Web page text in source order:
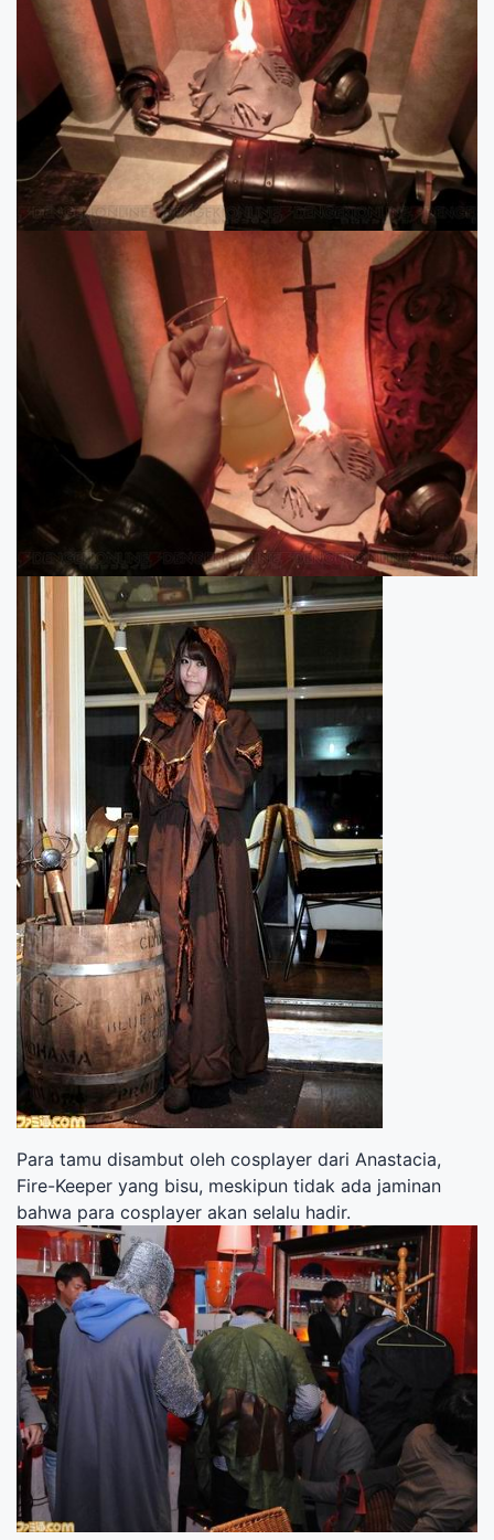
Para tamu disambut oleh cosplayer dari Anastacia,
Fire-Keeper yang bisu, meskipun tidak ada jaminan
bahwa para cosplayer akan selalu hadir.